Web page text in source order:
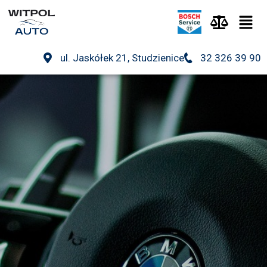
ul. Jaskółek 21, Studzienice 32 326 39 90